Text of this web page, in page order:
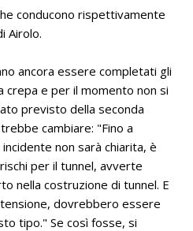
conducono rispettivamente
Airolo.
ancora essere completati gli
crepa e per il momento non si
previsto della seconda
cambiare: "Fino a
non sarà chiarita, è
per il tunnel, avverte
nella costruzione di tunnel. E
dovrebbero essere
tipo." Se così fosse, si